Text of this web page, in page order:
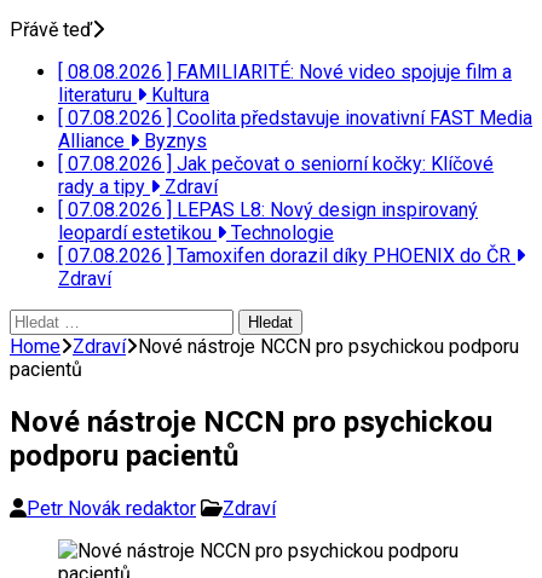
Přávě teď
[ 08.08.2026 ] FAMILIARITÉ: Nové video spojuje film a
literaturu
Kultura
[ 07.08.2026 ] Coolita představuje inovativní FAST Media
Alliance
Byznys
[ 07.08.2026 ] Jak pečovat o seniorní kočky: Klíčové
rady a tipy
Zdraví
[ 07.08.2026 ] LEPAS L8: Nový design inspirovaný
leopardí estetikou
Technologie
[ 07.08.2026 ] Tamoxifen dorazil díky PHOENIX do ČR
Zdraví
Vyhledávání
Home Zdraví Nové nástroje NCCN pro psychickou podporu
pacientů
Nové nástroje NCCN pro psychickou
podporu pacientů
Petr Novák redaktor Zdraví